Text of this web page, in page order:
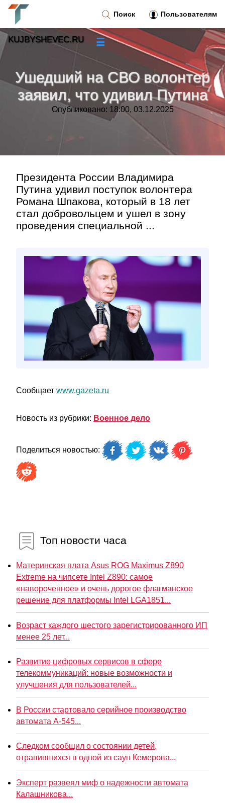
Ушедший на СВО волонтер
заявил, что удивил Путина
Опубликовано: 18:00, 03.12.2025
Президента России Владимира
Путина удивил поступок волонтера
Романа Шпакова, который в 18 лет
стал добровольцем и ушел в зону
проведения специальной ...
Сообщает www.gazeta.ru
Новость из рубрики: Военное дело
Поделиться новостью:
Топ новости часа
Материнская плата Asus ROG Maximus Z890
Extreme на чипсете Intel Z890: самое
«навороченное» и очень дорогое флагманское
решение для платформы Intel LGA1851...
Возраст каждого шестого зарегистрированного ИП
менее 25 лет...
Развитие цифровых сервисов в сфере
телекоммуникаций: новые возможности и
улучшения для пользователей...
В России стартовало серийное производство
автомата А-545...
Следком сообщил о состоянии детей,
отравившихся в одной из саун Кемерова...
Эксперт развеял миф о надежности автомата
Калашникова...
Поиск Пользователям
KUJBYSHEVEC.RU ☰
»
Тренды новостей
»
Контакт »